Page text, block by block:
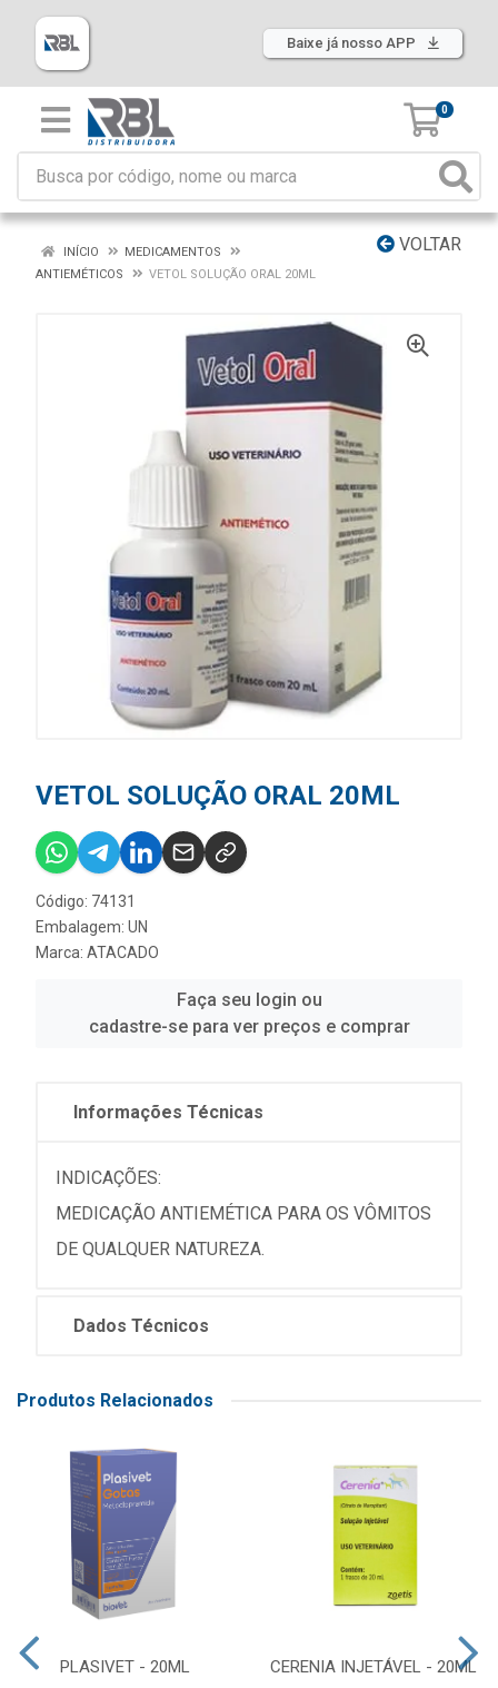
Baixe já nosso APP
0
VOLTAR
INÍCIO
MEDICAMENTOS
ANTIEMÉTICOS
VETOL SOLUÇÃO ORAL 20ML
VETOL SOLUÇÃO ORAL 20ML
Código: 74131
Embalagem: UN
Marca: ATACADO
Faça seu login ou
cadastre-se para ver preços e comprar
Informações Técnicas
INDICAÇÕES:
MEDICAÇÃO ANTIEMÉTICA PARA OS VÔMITOS
DE QUALQUER NATUREZA.
Dados Técnicos
Produtos Relacionados
PLASIVET - 20ML CERENIA INJETÁVEL - 20ML